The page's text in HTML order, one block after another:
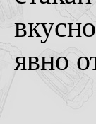
явно